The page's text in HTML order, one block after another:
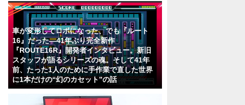
車が変形してロボになった、でも『ルート
16』だった―41年ぶり完全新作
『ROUTE16R』開発者インタビュー。新旧
スタッフが語るシリーズの魂。そして41年
前、たった1人のために手作業で直した世界
に1本だけの“幻のカセット”の話